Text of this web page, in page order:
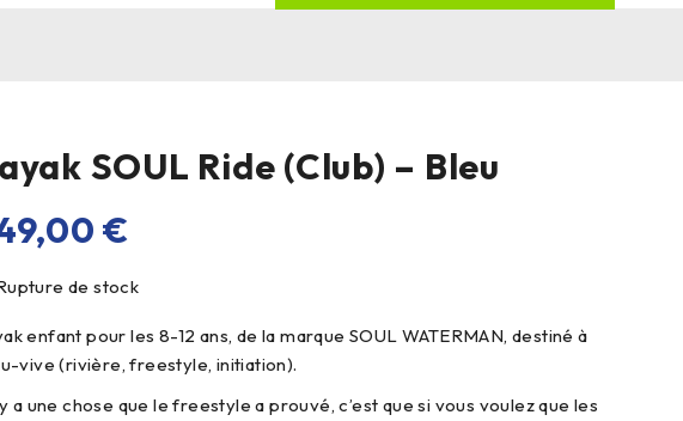
SOUL Ride (Club) – Bleu
€
de stock
enfant pour les 8-12 ans, de la marque SOUL WATERMAN, destiné à
vive (rivière, freestyle, initiation).
y a une chose que le freestyle a prouvé, c’est que si vous voulez que les